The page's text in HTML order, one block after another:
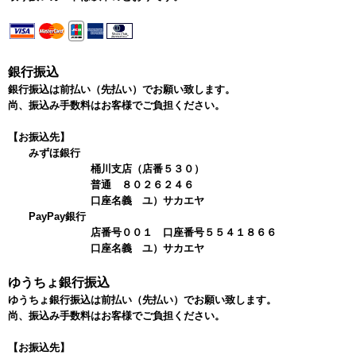
銀行振込
銀行振込は前払い（先払い）でお願い致します。
尚、振込み手数料はお客様でご負担ください。
【お振込先】
みずほ銀行
桶川支店（店番５３０）
普通 ８０２６２４６
口座名義 ユ）サカエヤ
PayPay銀行
店番号００１ 口座番号５５４１８６６
口座名義 ユ）サカエヤ
ゆうちょ銀行振込
ゆうちょ銀行振込は前払い（先払い）でお願い致します。
尚、振込み手数料はお客様でご負担ください。
【お振込先】